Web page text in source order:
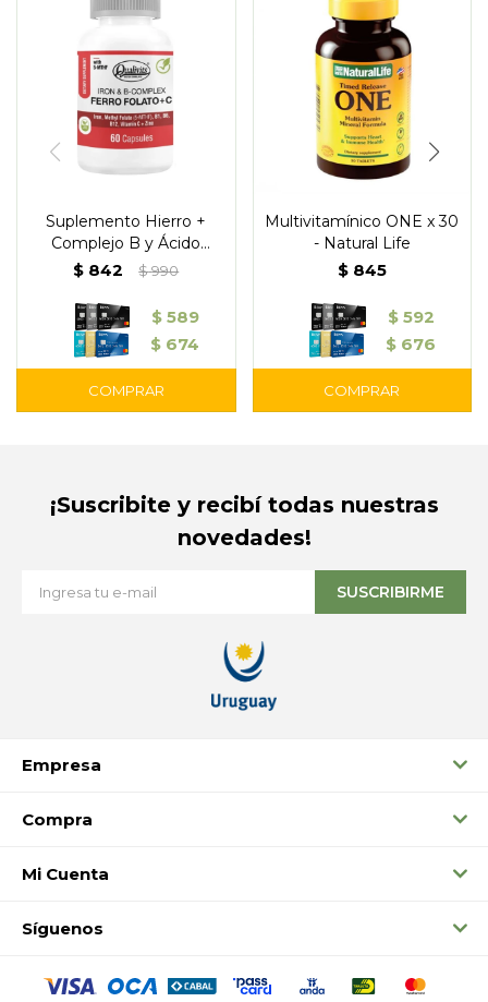
Suplemento Hierro +
Complejo B y Ácido
Fólico 60 Cápsulas –
$ 842 $990
$ 589
$ 674
Multivitamínico ONE x 30
- Natural Life
$ 845
$ 592
$ 676
Empresa
Compra
Mi Cuenta
Síguenos
¡Suscribite y recibí todas nuestras
novedades!
SUSCRIBIRME